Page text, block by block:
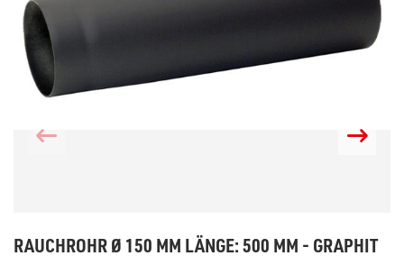
RAUCHROHR Ø 150 MM LÄNGE: 500 MM - GRAPHIT